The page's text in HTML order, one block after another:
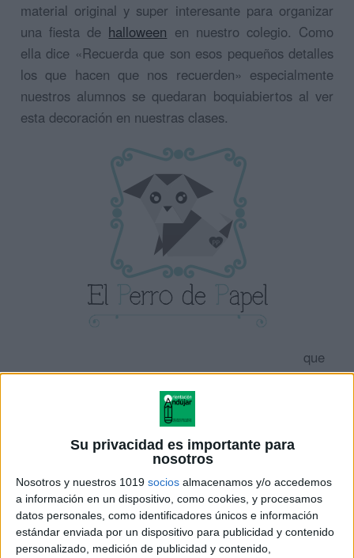
Su privacidad es importante para
nosotros
Nosotros y nuestros 1019 socios almacenamos y/o accedemos
a información en un dispositivo, como cookies, y procesamos
datos personales, como identificadores únicos e información
estándar enviada por un dispositivo para publicidad y contenido
personalizado, medición de publicidad y contenido,
material original y super interesante para organizar
una fiesta de halloween en nuestro colegio. Como
ella dice «Recuerda que son esos pequeños detalles
los que hacen que nos recuerden» especialmente
nuestros alumnos se quedaran boquiabiertos al ver
esta decoración en nuestras clases.
que
vamos